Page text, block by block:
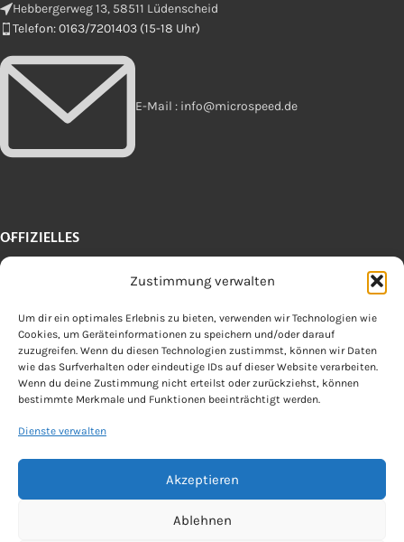
Zustimmung verwalten
Um dir ein optimales Erlebnis zu bieten, verwenden wir Technologien wie
Cookies, um Geräteinformationen zu speichern und/oder darauf
zuzugreifen. Wenn du diesen Technologien zustimmst, können wir Daten
wie das Surfverhalten oder eindeutige IDs auf dieser Website verarbeiten.
Wenn du deine Zustimmung nicht erteilst oder zurückziehst, können
bestimmte Merkmale und Funktionen beeinträchtigt werden.
Dienste verwalten
Akzeptieren
Ablehnen
Zum Vergrößern klicken
Hebbergerweg 13, 58511 Lüdenscheid
Telefon: 0163/7201403 (15-18 Uhr)
E-Mail : info@microspeed.de
OFFIZIELLES
Copyright 2025 by microspeed
Vertrag widerrufen